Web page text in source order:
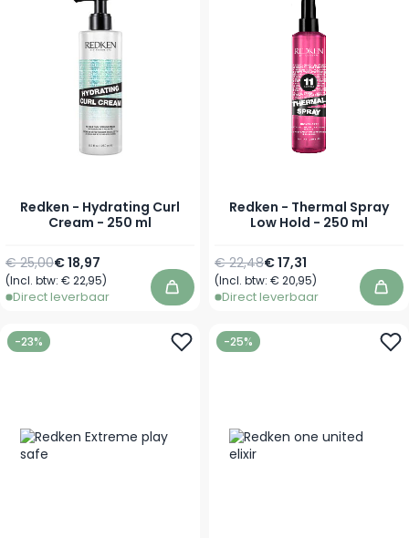
Redken - Hydrating Curl
Cream - 250 ml
Speciale prijs
€ 18,97
Normale prijs
€ 25,00
(Incl. btw: € 22,95)
Direct leverbaar In winkelwagen
Redken - Thermal Spray
Low Hold - 250 ml
Speciale prijs
€ 17,31
Normale prijs
€ 22,48
(Incl. btw: € 20,95)
Direct leverbaar In
-23% -25%